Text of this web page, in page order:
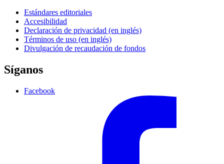
Estándares editoriales
Accesibilidad
Declaración de privacidad (en inglés)
Términos de uso (en inglés)
Divulgación de recaudación de fondos
Síganos
Facebook